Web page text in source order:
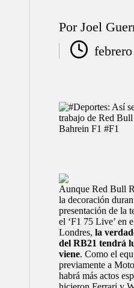
Publicado
por
Por Joel
Aunque Red Bull
la decoración
presentación de la
el ‘F1 75 Live’ en
Londres, la
del RB21 tendrá
viene. Como el
previamente a
habrá más actos